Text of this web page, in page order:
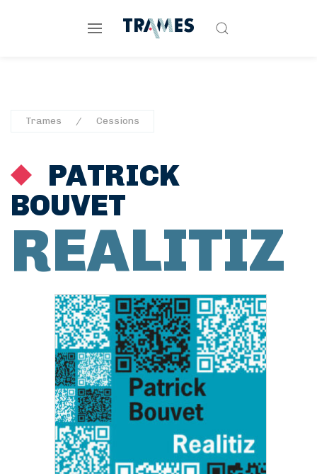
Trames Cessions
PATRICK
BOUVET
REALITIZ